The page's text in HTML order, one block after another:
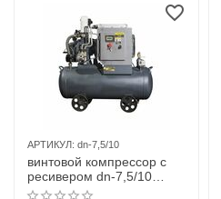
АРТИКУЛ: dn-7,5/10
винтовой компрессор с
ресивером dn-7,5/10
(1000 л/мин, 7,5 квт) dali